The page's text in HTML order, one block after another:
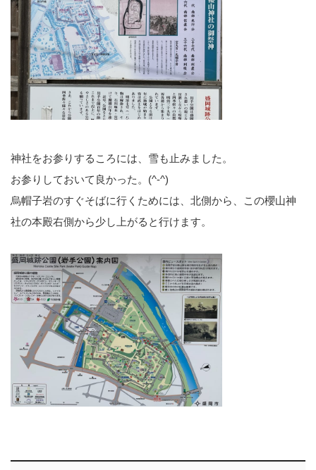
神社をお参りするころには、雪も止みました。
お参りしておいて良かった。(^-^)
烏帽子岩のすぐそばに行くためには、北側から、この櫻山神
社の本殿右側から少し上がると行けます。